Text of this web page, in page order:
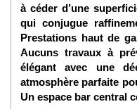
à céder d’une
qui conjugue
Prestations haut de
Aucuns travaux à
élégant avec une
atmosphère parfaite
Un espace bar central